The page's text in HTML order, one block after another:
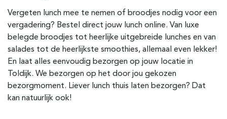
Vergeten lunch mee te nemen of broodjes nodig voor een
vergadering? Bestel direct jouw lunch online. Van luxe
belegde broodjes tot heerlijke uitgebreide lunches en van
salades tot de heerlijkste smoothies, allemaal even lekker!
En laat alles eenvoudig bezorgen op jouw locatie in
Toldijk. We bezorgen op het door jou gekozen
bezorgmoment. Liever lunch thuis laten bezorgen? Dat
kan natuurlijk ook!